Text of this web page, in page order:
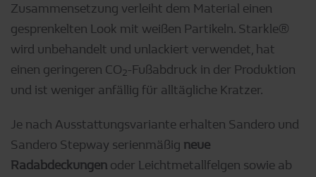
Zusammensetzung verleiht dem Material einen
gesprenkelten Look mit weißen Partikeln. Starkle®
wird unbehandelt und unlackiert verwendet, hat
einen geringeren CO2-Fußabdruck in der Produktion
und ist weniger anfällig für alltägliche Kratzer.
Je nach Ausstattungsvariante erhalten Sandero und
Sandero Stepway serienmäßig neue
Radabdeckungen oder Leichtmetallfelgen sowie ab